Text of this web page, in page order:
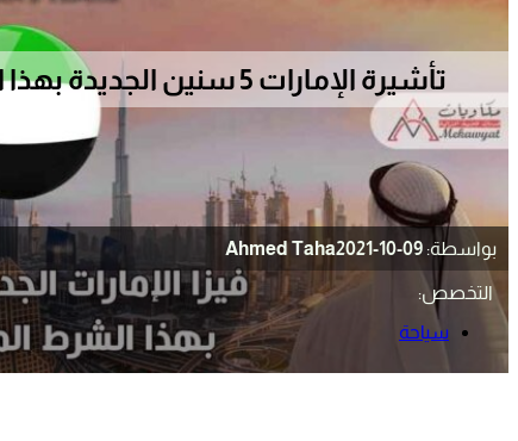
تأشيرة الإمارات 5 سنين الجديدة بهذا الشرط الميسرجدًا
بواسطة: Ahmed Taha2021-10-09
التخصص:
سياحة